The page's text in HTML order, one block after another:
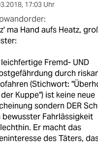
, 17:03 Uhr
ma Hand aufs Heatz,
leichfertige Fremd- UND
durch
(Stichwort:
Kuppe") ist keine neue
sondern DER
bewusster Fahrlässigkeit
Er macht das
des Täters,